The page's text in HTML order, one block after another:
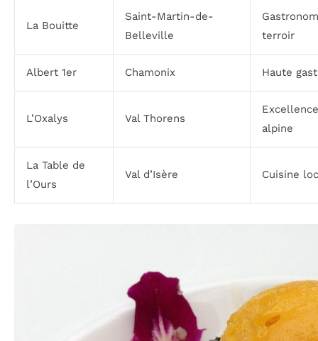
La Bouitte
Saint-Martin-de-
Belleville
terroir
Albert 1er Chamonix Haute
L’Oxalys Val Thorens
alpine
La Table de
l’Ours
Val d’Isère Cuisine